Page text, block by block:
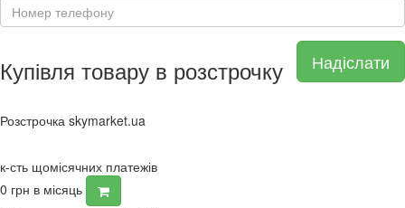
Надіслати
Купівля товару в розстрочку
Розстрочка skymarket.ua
к-сть щомісячних платежів
0 грн в місяць